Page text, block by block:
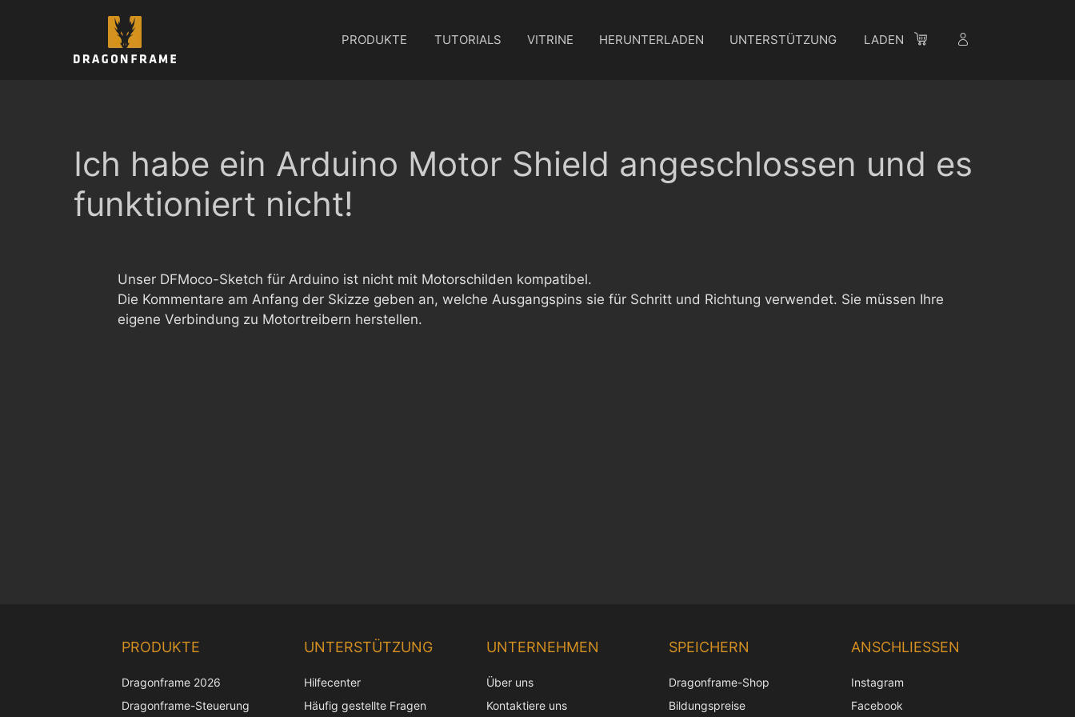
PRODUKTE TUTORIALS VITRINE HERUNTERLADEN UNTERSTÜTZUNG LADEN
Ich habe ein Arduino Motor Shield angeschlossen und es
funktioniert nicht!
Unser DFMoco-Sketch für Arduino ist nicht mit Motorschilden kompatibel.
Die Kommentare am Anfang der Skizze geben an, welche Ausgangspins sie für Schritt und Richtung verwendet. Sie müssen Ihre
eigene Verbindung zu Motortreibern herstellen.
PRODUKTE
Dragonframe 2026
Dragonframe-Steuerung
UNTERSTÜTZUNG
Hilfecenter
Häufig gestellte Fragen
UNTERNEHMEN
Über uns
Kontaktiere uns
SPEICHERN
Dragonframe-Shop
Bildungspreise
ANSCHLIESSEN
Instagram
Facebook
Korean